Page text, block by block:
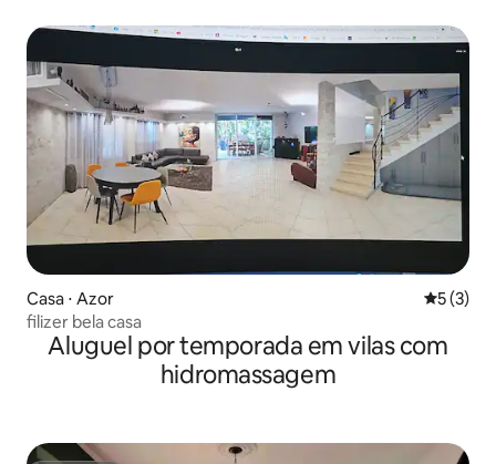
Casa ⋅ Azor 5 de
5 (3)
filizer bela casa
Aluguel por temporada em vilas com
hidromassagem